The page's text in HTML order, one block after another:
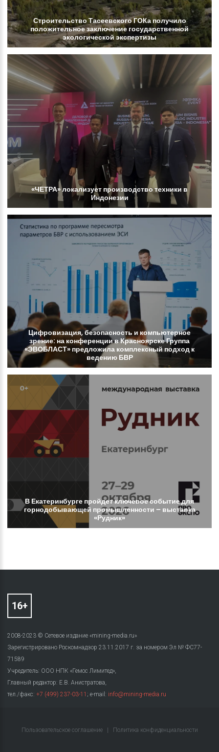
СтроительствоТасеевскогоГОКаполучило
положительноезаключение государственной
экологической экспертизы
«ЧЕТРА»локализует производствотехники в
Индонезии
Цифровизация, безопасность и компьютерное
зрение: на конференциивКрасноярскеГруппа
«ЭВОБЛАСТ» предложила комплексный подход к
ведению БВР
В Екатеринбурге пройдетключевоесобытиедля
горнодобывающей промышленности – выставка
«Рудник»
2008-2023 © Сетевое издание «mining-media.ru»
Зарегистрировано Роскомнадзор 23.11.2017 г. за номером Эл № ФС77-
71589
Учредитель: ООО НПК «Гемос Лимитед»,
Главный редактор: Е.В. Анистратова,
тел./факс: +7 (499) 237-03-11 ; e-mail: info@mining-media.ru
Пользовательское соглашение Политика конфиденциальности